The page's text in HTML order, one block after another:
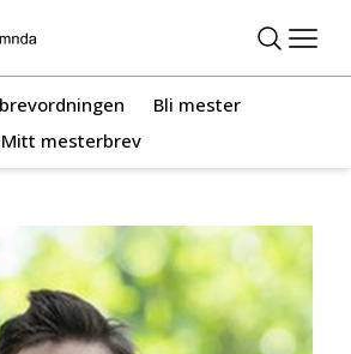
Bli mester
Mitt mesterbrev